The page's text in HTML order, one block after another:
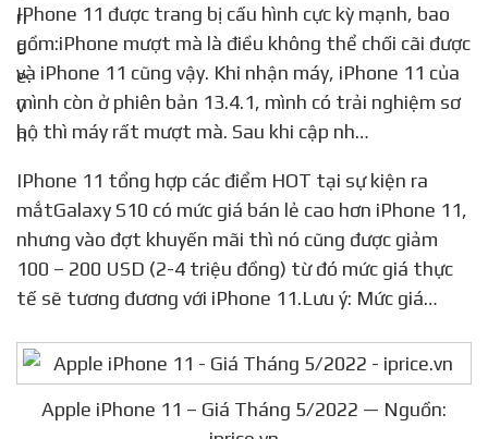
IPhone 11 được trang bị cấu hình cực kỳ mạnh, bao
gồm:iPhone mượt mà là điều không thể chối cãi được
và iPhone 11 cũng vậy. Khi nhận máy, iPhone 11 của
mình còn ở phiên bản 13.4.1, mình có trải nghiệm sơ
bộ thì máy rất mượt mà. Sau khi cập nh…
IPhone 11 tổng hợp các điểm HOT tại sự kiện ra
mắtGalaxy S10 có mức giá bán lẻ cao hơn iPhone 11,
nhưng vào đợt khuyến mãi thì nó cũng được giảm
100 – 200 USD (2-4 triệu đồng) từ đó mức giá thực
tế sẽ tương đương với iPhone 11.Lưu ý: Mức giá…
Apple iPhone 11 – Giá Tháng 5/2022 — Nguồn: